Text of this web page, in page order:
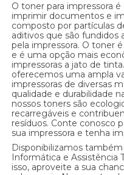
O toner para impressora
imprimir documentos e
composto por partículas
aditivos que são fundidos
pela impressora. O toner
e é uma opção mais
impressoras a jato de
oferecemos uma ampla
impressoras de diversas
qualidade e durabilidade
nossos toners são
recarregáveis e
resíduos. Conte conosco
sua impressora e tenha
Disponibilizamos
Informática e Assistência
isso, aproveite a sua